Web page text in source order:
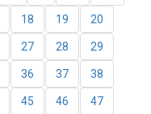
18 19 20
27 28 29
36 37 38
45 46 47